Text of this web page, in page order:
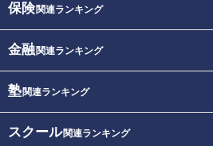
保険関連ランキング
金融関連ランキング
塾関連ランキング
スクール関連ランキング